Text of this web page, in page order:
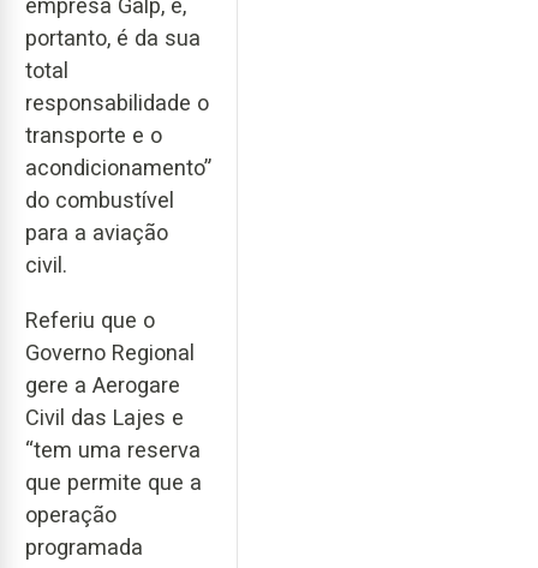
empresa Galp, e,
portanto, é da sua
total
responsabilidade o
transporte e o
acondicionamento”
do combustível
para a aviação
civil.
Referiu que o
Governo Regional
gere a Aerogare
Civil das Lajes e
“tem uma reserva
que permite que a
operação
programada